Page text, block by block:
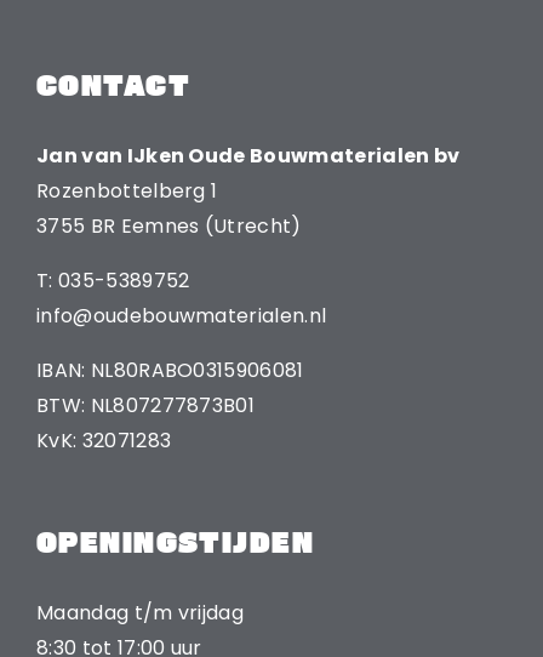
CONTACT
Jan van IJken Oude Bouwmaterialen bv
Rozenbottelberg 1
3755 BR Eemnes (Utrecht)
T: 035-5389752
info@oudebouwmaterialen.nl
IBAN: NL80RABO0315906081
BTW: NL807277873B01
KvK: 32071283
OPENINGSTIJDEN
Maandag t/m vrijdag
8:30 tot 17:00 uur